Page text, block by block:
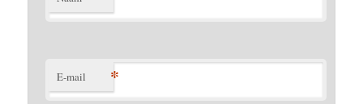
E-mail *